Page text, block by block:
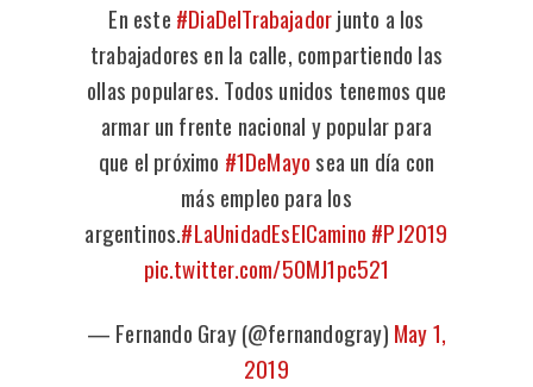
En este #DiaDelTrabajadorjunto a los
trabajadores en la calle, compartiendo las
ollas populares. Todos unidos tenemos que
armar un frente nacional y popular para
que el próximo #1DeMayosea un día con
más empleo para los
argentinos.#LaUnidadEsElCamino #PJ2019
pic.twitter.com/5OMJ1pc521
— Fernando Gray (@fernandogray) May 1,
2019